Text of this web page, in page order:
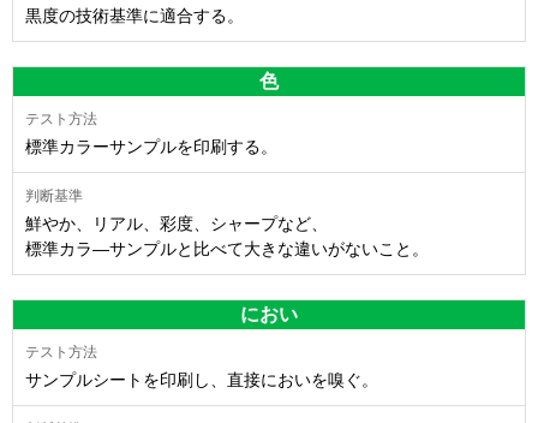
黒度の技術基準に適合する。
色
標準カラーサンプルを印刷する。
鮮やか、リアル、彩度、シャープなど、
標準カラ―サンプルと比べて大きな違いがないこと。
におい
サンプルシートを印刷し、直接においを嗅ぐ。